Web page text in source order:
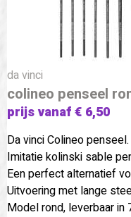
da vinci
colineo penseel
prijs vanaf € 6,50
Da vinci Colineo penseel.
Imitatie kolinski sable
Een perfect alternatief
Uitvoering met lange
Model rond, leverbaar in